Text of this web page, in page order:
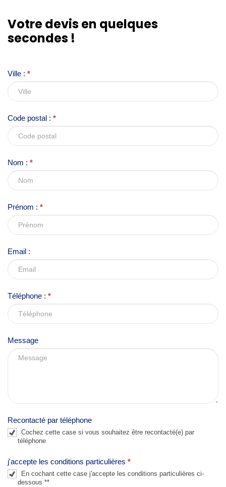
Votre devis en quelques
secondes !
Ville : *
Code postal : *
Nom : *
Prénom : *
Email :
Téléphone : *
Message
Recontacté par téléphone
Cochez cette case si vous souhaitez être recontacté(e) par
téléphone
j'accepte les conditions particulières *
En cochant cette case j'accepte les conditions particulières ci-
dessous **
f
y
r
h
a
n
l
e
a
t
i
i
e
b
a
n
.